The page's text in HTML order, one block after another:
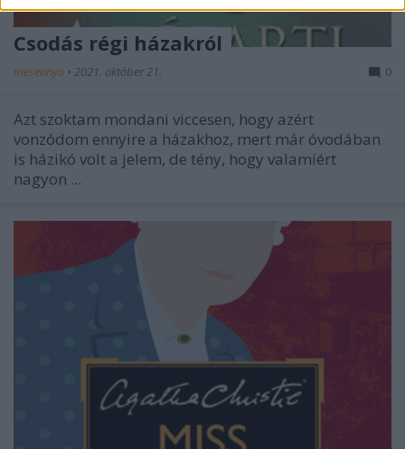
Csodás régi házakról
meseanyu • 2021. október 21. 0
Azt szoktam mondani viccesen, hogy azért
vonzódom ennyire a házakhoz, mert már óvodában
is házikó volt a jelem, de tény, hogy valamiért
nagyon ...